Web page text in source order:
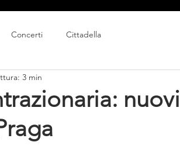
Concerti Cittadella
nuovi
3 min